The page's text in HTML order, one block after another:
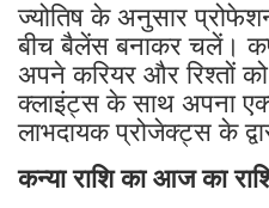
ज्योतिष के अनुसार
बीच बैलेंस बनाकर चलें।
अपने करियर और रिश्तों
क्लाइंट्स के साथ अपना
लाभदायक प्रोजेक्ट्स के
कन्या राशि का आज का